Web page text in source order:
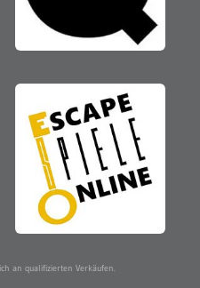
an qualifizierten Verkäufen.